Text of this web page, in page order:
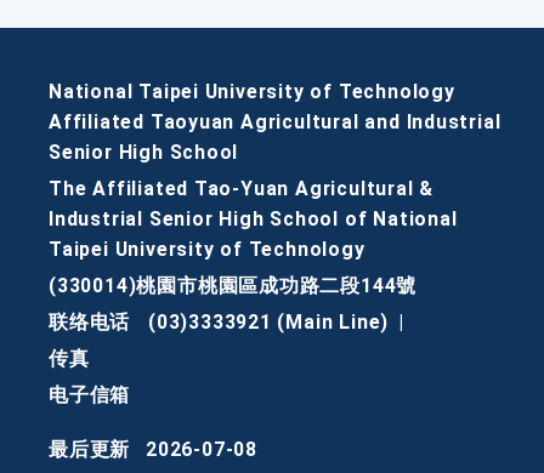
National Taipei University of Technology
Affiliated Taoyuan Agricultural and Industrial
Senior High School
The Affiliated Tao-Yuan Agricultural &
Industrial Senior High School of National
Taipei University of Technology
(330014)桃園市桃園區成功路二段144號
联络电话
(03)3333921 (Main Line)
传真
电子信箱
最后更新 2026-07-08